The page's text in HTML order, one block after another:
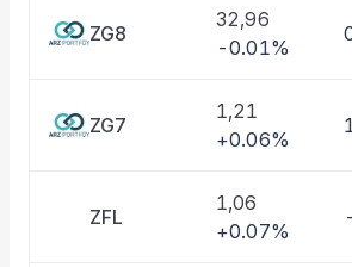
ZG8
32,96
-0.01%
ZG7
1,21
+0.06%
ZFL
1,06
+0.07%